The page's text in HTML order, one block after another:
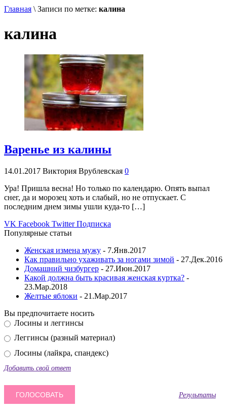
Главная \ Записи по метке: калина
калина
Варенье из калины
14.01.2017 Виктория Врублевская 0
Ура! Пришла весна! Но только по календарю. Опять выпал
снег, да и морозец хоть и слабый, но не отпускает. С
последним днем зимы ушли куда-то […]
VK Facebook Twitter Подписка
Популярные статьи
Женская измена мужу - 7.Янв.2017
Как правильно ухаживать за ногами зимой - 27.Дек.2016
Домашний чизбургер - 27.Июн.2017
Какой должна быть красивая женская куртка? -
23.Мар.2018
Желтые яблоки - 21.Мар.2017
Вы предпочитаете носить
Лосины и леггинсы
Леггинсы (разный материал)
Лосины (лайкра, спандекс)
Добавить свой ответ
Результаты